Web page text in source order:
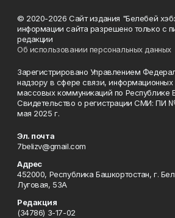
© 2020-2026 Сайт издания "Белебей
информации сайта разрешено только с
редакции
Об использовании персональных данных
Зарегистрировано Управлением
надзору в сфере связи, информационных
массовых коммуникаций по Республике
Свидетельство о регистрации СМИ: ПИ
мая 2025 г.
Эл. почта
7belizv@gmail.com
Адрес
452000, Республика Башкортостан, г.
Луговая, 53А
Редакция
(34786) 3-17-02